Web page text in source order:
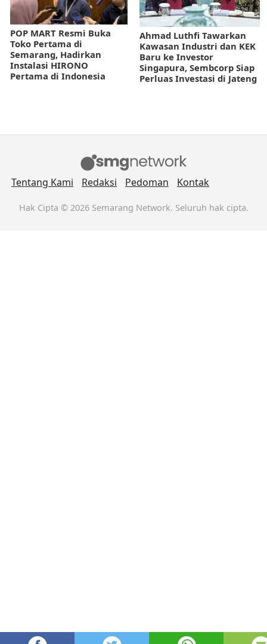
POP MART Resmi Buka
Toko Pertama di
Semarang, Hadirkan
Instalasi HIRONO
Pertama di Indonesia
Ahmad Luthfi Tawarkan
Kawasan Industri dan KEK
Baru ke Investor
Singapura, Sembcorp Siap
Perluas Investasi di Jateng
Tentang Kami Redaksi Pedoman Kontak
Hak Cipta © 2026 Semarang Network. Seluruh hak cipta.